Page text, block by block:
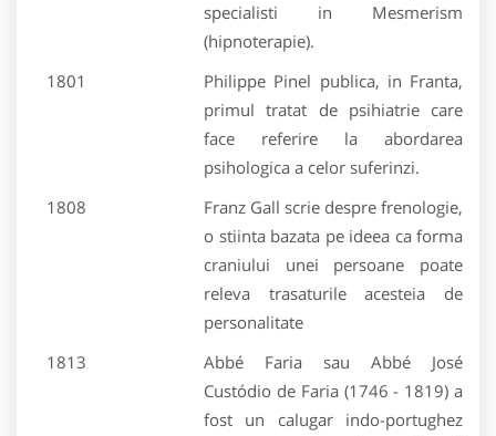
specialisti in Mesmerism
(hipnoterapie).
1801
Philippe Pinel publica, in Franta,
primul tratat de psihiatrie care
face referire la abordarea
psihologica a celor suferinzi.
1808
Franz Gall scrie despre frenologie,
o stiinta bazata pe ideea ca forma
craniului unei persoane poate
releva trasaturile acesteia de
personalitate
1813
Abbé Faria sau Abbé José
Custódio de Faria (1746 - 1819) a
fost un calugar indo-portughez